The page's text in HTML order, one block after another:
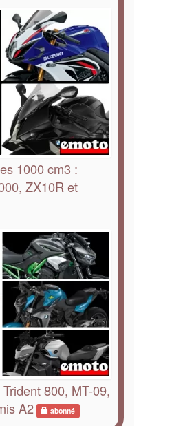
1000 cm3 :
ZX10R et
800, MT-09,
A2
abonné